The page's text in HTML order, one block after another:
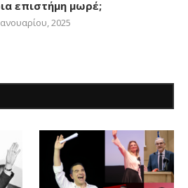
επιστήμη μωρέ;
2025